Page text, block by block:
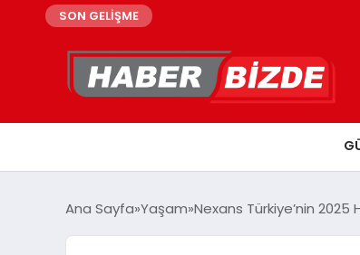
SON GELİŞME
Ana Sayfa Yaşam Nexans Türkiye’nin